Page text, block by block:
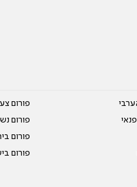
פורום
פורום
פורום
פורום